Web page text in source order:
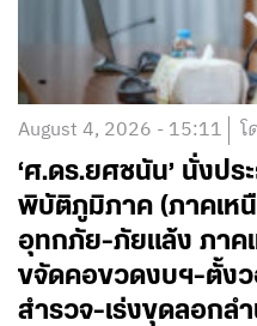
August 4, 2026 - 15:11 โ
‘ศ.ดร.ยศชนัน’ นั่งป
พิบัติภูมิภาค (ภาคเห
อุทกภัย-ภัยแล้ง ภาค
ขจัดคอขวดงบฯ-ตั้งว
สำรวจ-เร่งขุดลอกล